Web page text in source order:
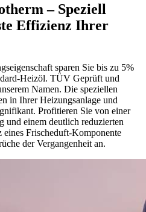
– Speziell
Effizienz Ihrer
sparen Sie bis zu 5%
Heizöl. TÜV Geprüft und
Namen. Die speziellen
in Ihrer Heizungsanlage und
Profitieren Sie von einer
und einem deutlich reduzierten
Frischeduft-Komponente
der Vergangenheit an.